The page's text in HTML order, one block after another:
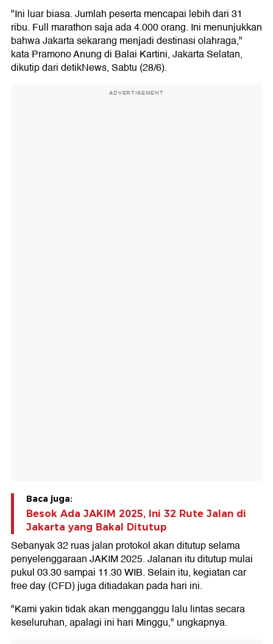
"Ini luar biasa. Jumlah peserta mencapai lebih dari 31
ribu. Full marathon saja ada 4.000 orang. Ini menunjukkan
bahwa Jakarta sekarang menjadi destinasi olahraga,"
kata Pramono Anung di Balai Kartini, Jakarta Selatan,
dikutip dari detikNews, Sabtu (28/6).
ADVERTISEMENT
Baca juga:
Besok Ada JAKIM 2025, Ini 32 Rute Jalan di
Jakarta yang Bakal Ditutup
Sebanyak 32 ruas jalan protokol akan ditutup selama
penyelenggaraan JAKIM 2025. Jalanan itu ditutup mulai
pukul 03.30 sampai 11.30 WIB. Selain itu, kegiatan car
free day (CFD) juga ditiadakan pada hari ini.
"Kami yakin tidak akan mengganggu lalu lintas secara
keseluruhan, apalagi ini hari Minggu," ungkapnya.